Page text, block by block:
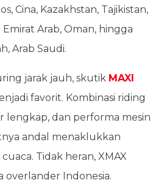
Cina, Kazakhstan, Tajikistan,
Arab, Oman, hingga
Arab Saudi.
jarak jauh, skutik MAXI
favorit. Kombinasi riding
lengkap, dan performa mesin
andal menaklukkan
Tidak heran, XMAX
overlander Indonesia.